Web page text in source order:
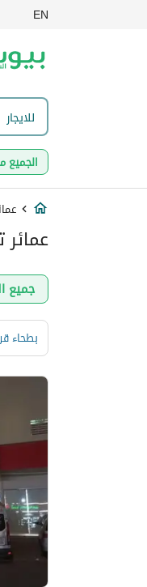
EN
للايجار
الجميع
جميع
بطحاء